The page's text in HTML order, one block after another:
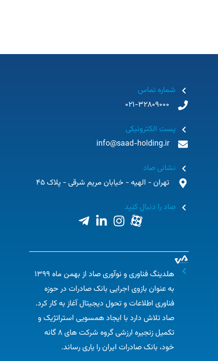
شماره تماس
021-32809000
پست الکترونیکی
info@saad-holding.ir
نشانی صاد
تهران - الهیه - خیابان مریم شرقی - پلاک 45
صاد را دنبال کنید
هلدینگ فناوری و نوآوری صاد از بهمن ماه ۱۳۹۹
به عنوان بازوی اجرایی بانک صادرات در حوزه
فناوری اطلاعات و تحول دیجیتال آغاز به کار کرد.
صاد تلاش دارد با ایجاد همسویی استراتژیک و
تکمیل زنجیره ارزشی گروه شرکت های ۸ گانه
خود، بانک صادرات ایران را یاری رساند.​